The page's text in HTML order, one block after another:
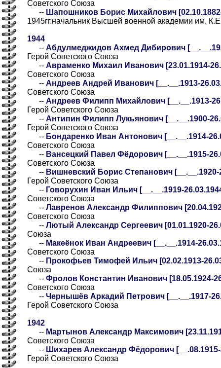
Советского Союза
-- Шапошников Борис Михайлович
1945гг.начальник Высшей военной академии им.
1944
-- Абдулмеджидов Ахмед Дибирович
Герой Советского Союза
-- Авраменко Михаил Иванович [23.01.1914-
Советского Союза
-- Андреев Андрей Иванович [__.__.1913-
Советского Союза
-- Андреев Филипп Михайлович [__.__.1913-
Герой Советского Союза
-- Антипин Филипп Лукьянович [__.__.1900-
Герой Советского Союза
-- Бондаренко Иван Антонович [__.__.1914-
Советского Союза
-- Вансецкий Павел Фёдорович [__.__.1915-
Советского Союза
-- Вишневский Борис Степанович [__.__.1920-
Герой Советского Союза
-- Говорухин Иван Ильич [__.__.1919-
Советского Союза
-- Лавренов Александр Филиппович
Советского Союза
-- Лютый Александр Сергеевич [01.01.1920-
Союза
-- Макеёнок Иван Андреевич [__.__.1914-
Советского Союза
-- Прокофьев Тимофей Ильич [02.02.1913-
Союза
-- Фролов Константин Иванович [18.05.1924-
Советского Союза
-- Чернышёв Аркадий Петрович [__.__.1917-
Герой Советского Союза
1942
-- Мартынов Александр Максимович
Советского Союза
-- Шихарев Александр Фёдорович [__.08.1915-
Герой Советского Союза